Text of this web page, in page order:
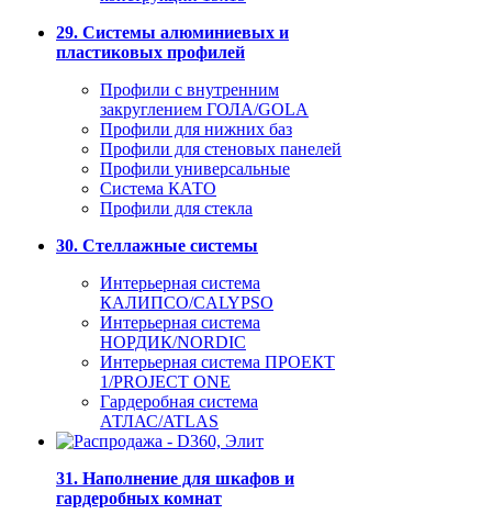
29. Системы алюминиевых и
пластиковых профилей
Профили с внутренним
закруглением ГОЛА/GOLA
Профили для нижних баз
Профили для стеновых панелей
Профили универсальные
Система КАТО
Профили для стекла
30. Стеллажные системы
Интерьерная система
КАЛИПСО/CALYPSO
Интерьерная система
НОРДИК/NORDIC
Интерьерная система ПРОЕКТ
1/PROJECT ONE
Гардеробная система
АТЛАС/ATLAS
31. Наполнение для шкафов и
гардеробных комнат